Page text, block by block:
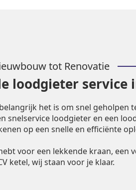
tot Renovatie
loodgieter service
het is om snel geholpen
snelservice loodgieter en een
op een snelle en efficiënte
voor een lekkende kraan, een
ketel, wij staan voor je klaar.